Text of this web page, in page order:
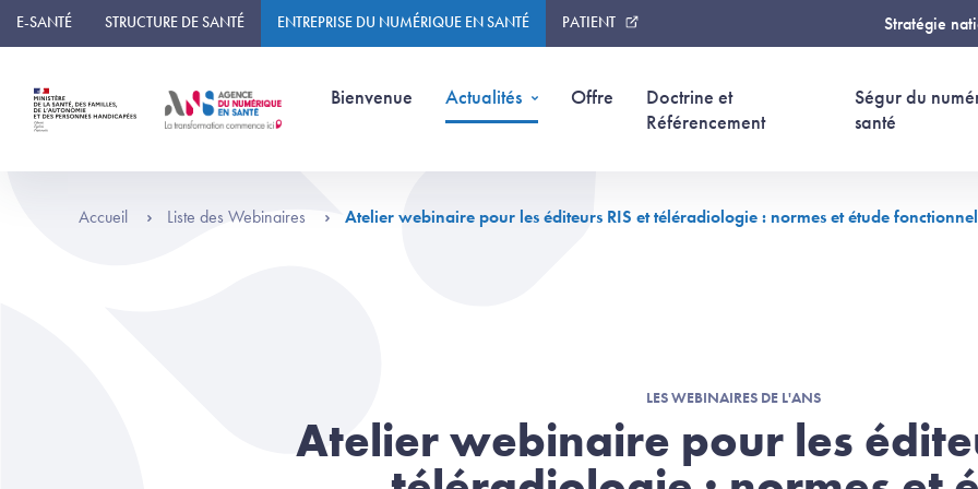
Panneau de gestion des cookies
E-SANTÉ STRUCTURE DE SANTÉ ENTREPRISE DU NUMÉRIQUE EN SANTÉ PATIENT Stratégie
Bienvenue Actualités Offre
Doctrine et
Référencement
Ségur du
santé
Accueil Liste des Webinaires Atelier webinaire pour les éditeurs RIS et téléradiologie : normes et étude
LES WEBINAIRES DE L'ANS
Atelier webinaire pour les